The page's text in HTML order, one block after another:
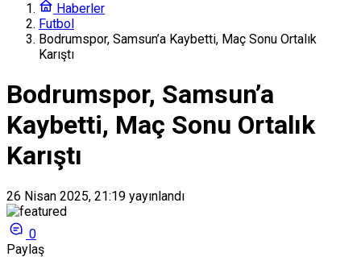
Haberler
Futbol
Bodrumspor, Samsun’a Kaybetti, Maç Sonu Ortalık
Karıştı
Bodrumspor, Samsun’a
Kaybetti, Maç Sonu Ortalık
Karıştı
26 Nisan 2025, 21:19 yayınlandı
0
Paylaş